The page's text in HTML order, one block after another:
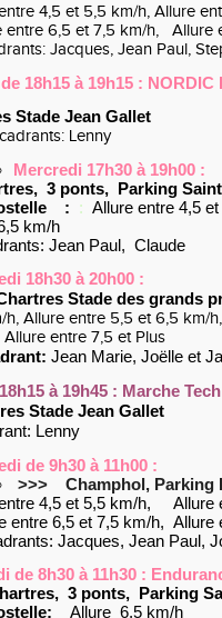
4,5 et 5,5 km/h, Allure
entre 6,5 et 7,5 km/h, Allure
Jacques, Jean Paul,
18h15 à 19h15 : NORDIC
Stade Jean Gallet
Lenny
Mercredi 17h30 à 19h00 :
3 ponts, Parking
: : Allure entre 4,5
km/h
Jean Paul, Claude
18h30 à 20h00 :
Stade des grands
h, Allure entre 5,5 et 6,5
entre 7,5 et Plus
Jean Marie, Joëlle et
à 19h45 : Marche
Stade Jean Gallet
Lenny
de 9h30 à 11h00 :
>>> Champhol, Parking
4,5 et 5,5 km/h, Allure
entre 6,5 et 7,5 km/h, Allure
Jacques, Jean Paul,
de 8h30 à 11h30 :
3 ponts, Parking
Allure 6,5 km/h